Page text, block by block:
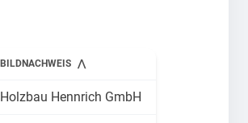
BILDNACHWEIS
Holzbau Hennrich GmbH